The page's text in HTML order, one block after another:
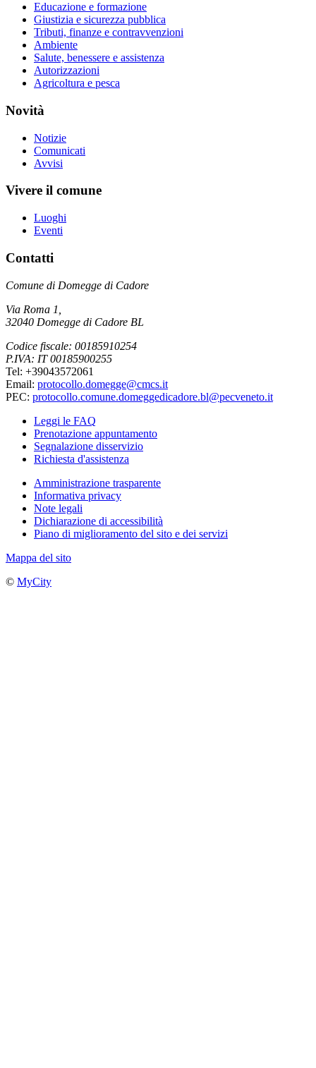
Educazione e formazione
Giustizia e sicurezza pubblica
Tributi, finanze e contravvenzioni
Ambiente
Salute, benessere e assistenza
Autorizzazioni
Agricoltura e pesca
Novità
Notizie
Comunicati
Avvisi
Vivere il comune
Luoghi
Eventi
Contatti
Comune di Domegge di Cadore
Via Roma 1,
32040 Domegge di Cadore BL
Codice fiscale: 00185910254
P.IVA: IT 00185900255
Tel: +39043572061
Email: protocollo.domegge@cmcs.it
PEC: protocollo.comune.domeggedicadore.bl@pecveneto.it
Leggi le FAQ
Prenotazione appuntamento
Segnalazione disservizio
Richiesta d'assistenza
Amministrazione trasparente
Informativa privacy
Note legali
Dichiarazione di accessibilità
Piano di miglioramento del sito e dei servizi
Mappa del sito
© MyCity